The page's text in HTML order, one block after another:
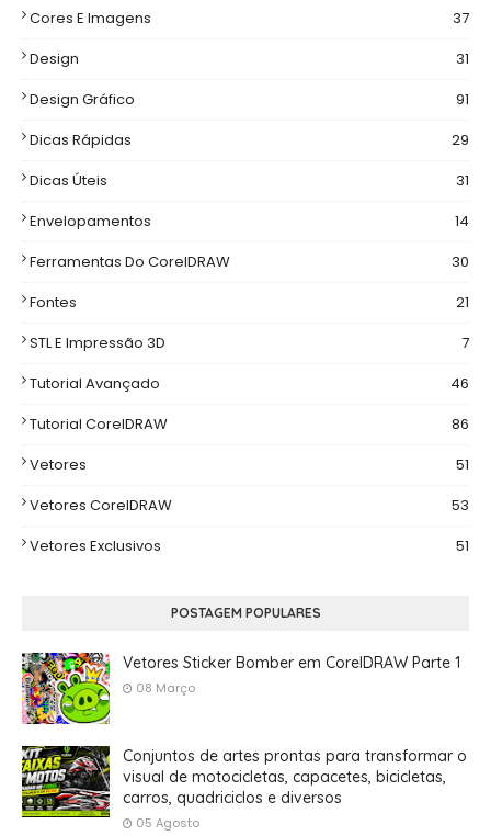
Cores E Imagens
37
Design
31
Design Gráfico
91
Dicas Rápidas
29
Dicas Úteis
31
Envelopamentos
14
Ferramentas Do CorelDRAW
30
Fontes
21
STL E Impressão 3D
7
Tutorial Avançado
46
Tutorial CorelDRAW
86
Vetores
51
Vetores CorelDRAW
53
Vetores Exclusivos
51
POSTAGEM POPULARES
Vetores Sticker Bomber em CorelDRAW Parte 1
08 Março
Conjuntos de artes prontas para transformar o
visual de motocicletas, capacetes, bicicletas,
carros, quadriciclos e diversos
05 Agosto